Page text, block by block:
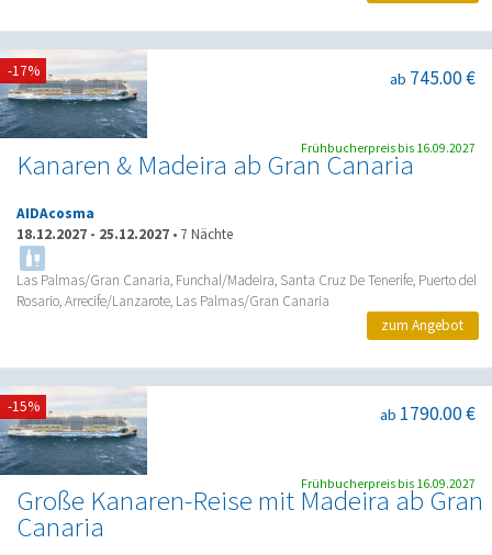
Kanaren & Madeira ab Gran Canaria
ab 745.00 €
AIDAcosma
18.12.2027 - 25.12.2027 • 7 Nächte
Las Palmas/Gran Canaria, Funchal/Madeira, Santa Cruz De Tenerife, Puerto del
Rosario, Arrecife/Lanzarote, Las Palmas/Gran Canaria
-17%
Frühbucherpreis bis 16.09.2027
zum Angebot
Große Kanaren-Reise mit Madeira ab Gran
Canaria
ab 1790.00 €
-15%
Frühbucherpreis bis 16.09.2027